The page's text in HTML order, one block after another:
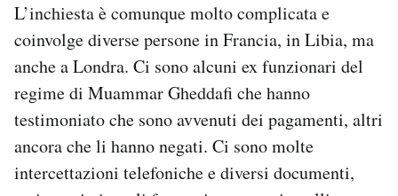
L’inchiesta è comunque molto complicata e
coinvolge diverse persone in Francia, in Libia, ma
anche a Londra. Ci sono alcuni ex funzionari del
regime di Muammar Gheddafi che hanno
testimoniato che sono avvenuti dei pagamenti, altri
ancora che li hanno negati. Ci sono molte
intercettazioni telefoniche e diversi documenti,